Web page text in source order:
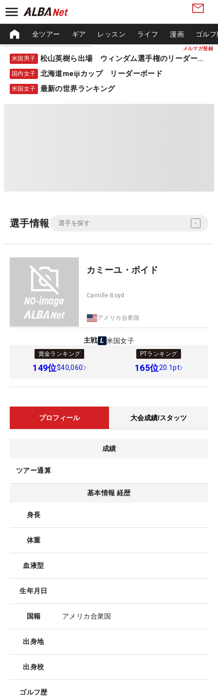
メルマガ登録
全ツアー ギア レッスン ライフ 漫画 ゴル
米国男子 松山英樹ら出場 ウィンダム選手権のリーダーボード
国内女子 北海道meijiカップ リーダーボード
米国女子 最新の世界ランキング
選手情報
カミーユ・ボイド
Camille Boyd
アメリカ合衆国
主戦 米国女子
賞金ランキング
149位$40,060
PTランキング
165位20.1pt
プロフィール 大会成績/スタッツ
成績
ツアー通算
基本情報 経歴
身長
体重
血液型
生年月日
国籍 アメリカ合衆国
出身地
出身校
ゴルフ歴